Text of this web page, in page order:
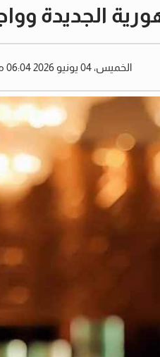
الجديدة
الخميس، 04 يونيو 2026 06:04 مساءً